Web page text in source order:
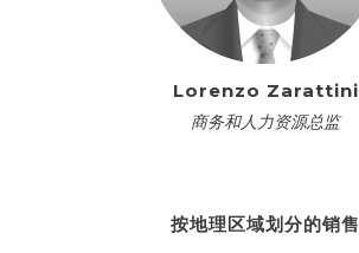
Lorenzo Zarattini
商务和人力资源总监
按地理区域划分的销售